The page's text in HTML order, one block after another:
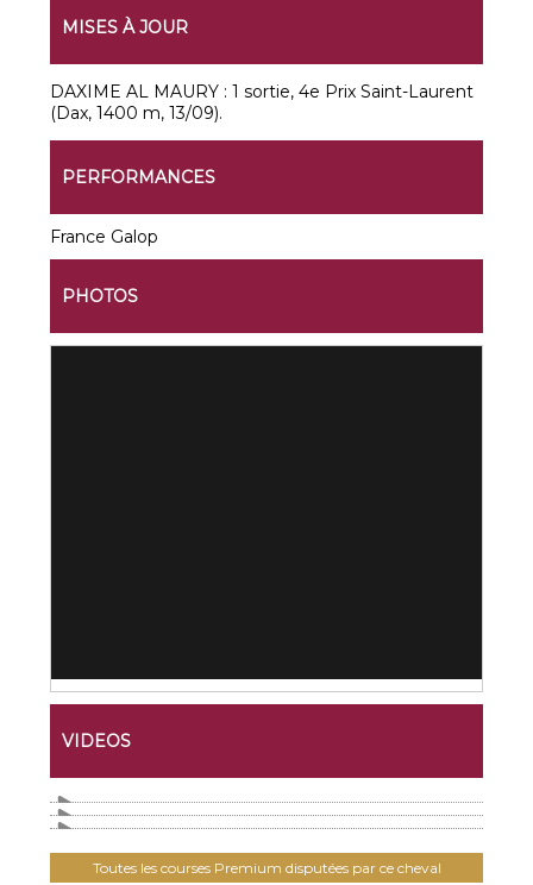
MISES À JOUR
DAXIME AL MAURY : 1 sortie, 4e Prix Saint-Laurent
(Dax, 1400 m, 13/09).
PERFORMANCES
France Galop
PHOTOS
VIDEOS
Toutes les courses Premium disputées par ce cheval